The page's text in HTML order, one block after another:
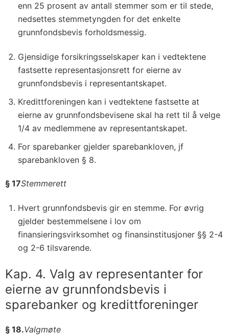
enn 25 prosent av antall stemmer som er til stede,
nedsettes stemmetyngden for det enkelte
grunnfondsbevis forholdsmessig.
Gjensidige forsikringsselskaper kan i vedtektene
fastsette representasjonsrett for eierne av
grunnfondsbevis i representantskapet.
Kredittforeningen kan i vedtektene fastsette at
eierne av grunnfondsbevisene skal ha rett til å velge
1/4 av medlemmene av representantskapet.
For sparebanker gjelder sparebankloven, jf
sparebankloven § 8.
§ 17Stemmerett
Hvert grunnfondsbevis gir en stemme. For øvrig
gjelder bestemmelsene i lov om
finansieringsvirksomhet og finansinstitusjoner §§ 2-4
og 2-6 tilsvarende.
Kap. 4. Valg av representanter for
eierne av grunnfondsbevis i
sparebanker og kredittforeninger
§ 18.Valgmøte